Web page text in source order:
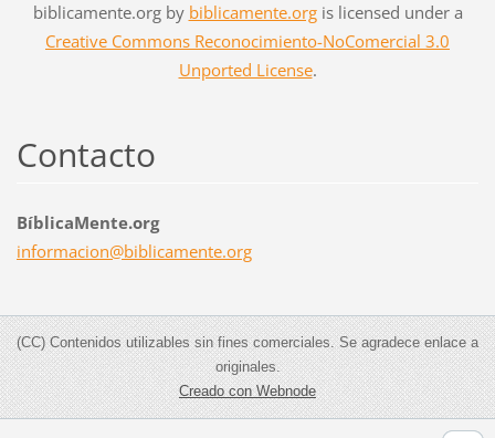
biblicamente.orgby biblicamente.orgis licensed under a
Creative Commons Reconocimiento-NoComercial 3.0
Unported License.
Contacto
BíblicaMente.org
informacion@biblicamente.org
(CC) Contenidos utilizables sin fines comerciales. Se agradece enlace a
originales.
Creado con Webnode